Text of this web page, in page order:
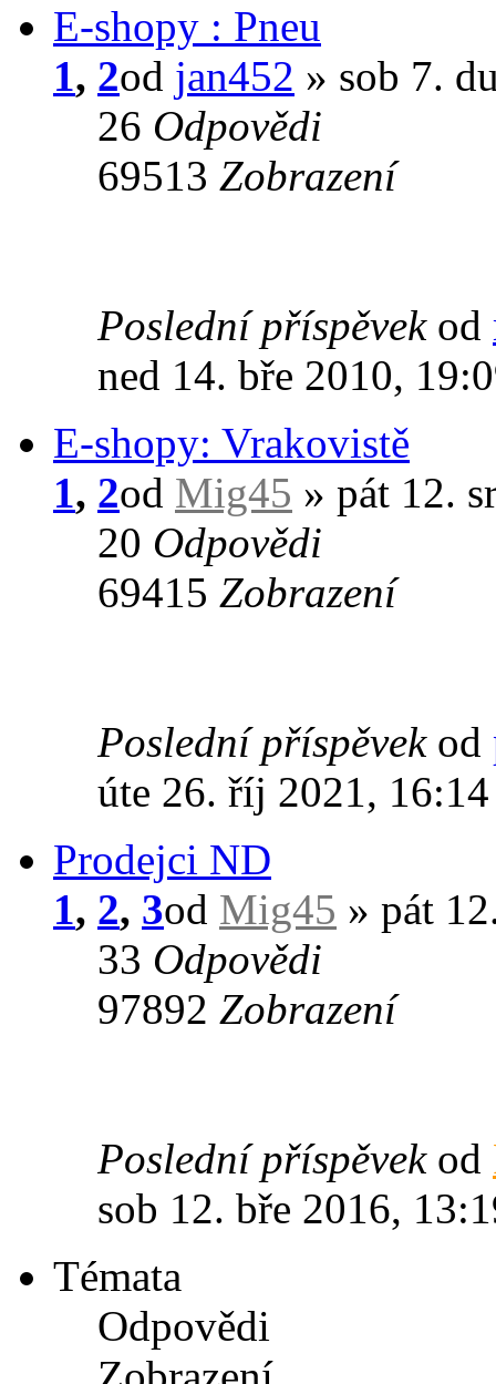
E-shopy : Pneu
1, 2od jan452 » sob 7.
26 Odpovědi
69513 Zobrazení
Poslední příspěvek od
ned 14. bře 2010,
E-shopy: Vrakovistě
1, 2od Mig45 » pát 12.
20 Odpovědi
69415 Zobrazení
Poslední příspěvek od
úte 26. říj 2021, 16:14
Prodejci ND
1, 2, 3od Mig45 » pát
33 Odpovědi
97892 Zobrazení
Poslední příspěvek od
sob 12. bře 2016,
Témata
Odpovědi